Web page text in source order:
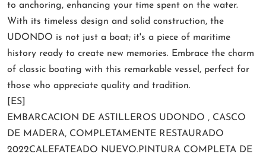
to anchoring, enhancing your time spent on the water.
With its timeless design and solid construction, the
UDONDO is not just a boat; it's a piece of maritime
history ready to create new memories. Embrace the charm
of classic boating with this remarkable vessel, perfect for
those who appreciate quality and tradition.
[ES]
EMBARCACION DE ASTILLEROS UDONDO , CASCO
DE MADERA, COMPLETAMENTE RESTAURADO
2022CALEFATEADO NUEVO.PINTURA COMPLETA DE